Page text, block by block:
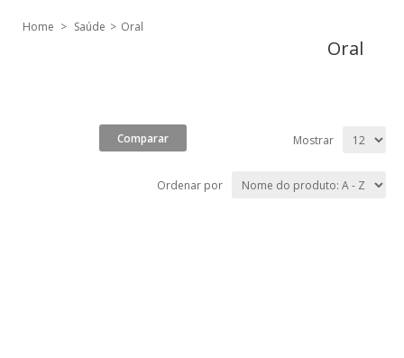
Home > Saúde > Oral
Oral
Mostrar
Ordenar por